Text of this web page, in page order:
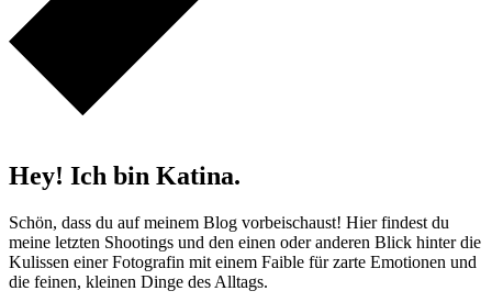
Hey! Ich bin Katina.
Schön, dass du auf meinem Blog vorbeischaust! Hier findest du
meine letzten Shootings und den einen oder anderen Blick hinter die
Kulissen einer Fotografin mit einem Faible für zarte Emotionen und
die feinen, kleinen Dinge des Alltags.